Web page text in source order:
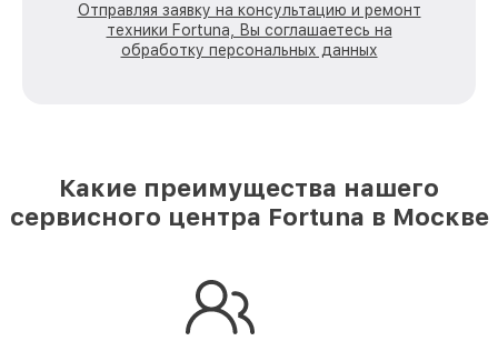
Отправляя заявку на консультацию и ремонт
техники Fortuna, Вы соглашаетесь на
обработку персональных данных
Какие преимущества нашего
сервисного центра Fortuna в Москве